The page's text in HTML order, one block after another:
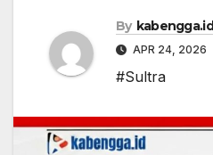
By kabengga.id
APR 24, 2026
#Sultra